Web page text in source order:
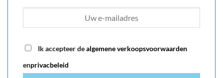
Ik accepteer dealgemene verkoopsvoorwaarden
enprivacbeleid